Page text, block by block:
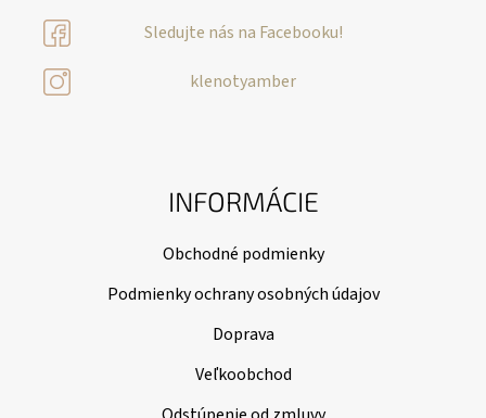
Sledujte nás na Facebooku!
klenotyamber
INFORMÁCIE
Obchodné podmienky
Podmienky ochrany osobných údajov
Doprava
Veľkoobchod